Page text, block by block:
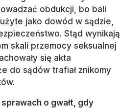
obdukcji, bo bali
jako dowód w sądzie,
Stąd wynikają
skali przemocy seksualnej
się akta
do sądów trafiał znikomy
o gwałt, gdy